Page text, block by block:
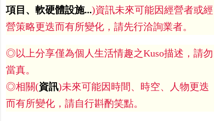
項目、軟硬體設施...)資訊未來可能因經營者或經
營策略更迭而有所變化，請先行洽詢業者。
◎以上分享僅為個人生活情趣之Kuso描述，請勿
當真。
◎相關(資訊)未來可能因時間、時空、人物更迭
而有所變化，請自行斟酌笑點。